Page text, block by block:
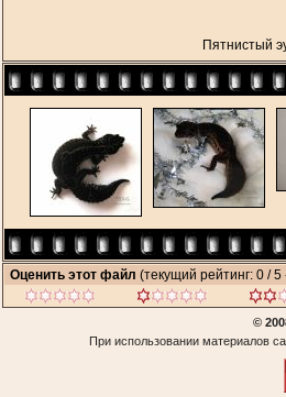
Пятнистый
Оценить этот файл (текущий рейтинг: 0 / 5
©
При использовании материалов